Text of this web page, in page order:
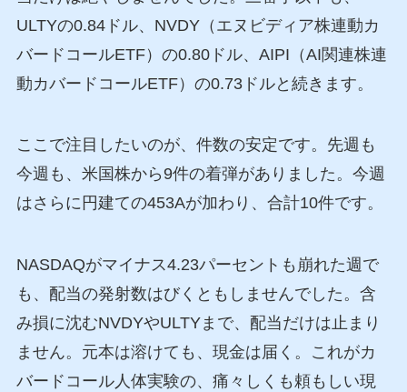
ULTYの0.84ドル、NVDY（エヌビディア株連動カ
バードコールETF）の0.80ドル、AIPI（AI関連株連
動カバードコールETF）の0.73ドルと続きます。
ここで注目したいのが、件数の安定です。先週も
今週も、米国株から9件の着弾がありました。今週
はさらに円建ての453Aが加わり、合計10件です。
NASDAQがマイナス4.23パーセントも崩れた週で
も、配当の発射数はびくともしませんでした。含
み損に沈むNVDYやULTYまで、配当だけは止まり
ません。元本は溶けても、現金は届く。これがカ
バードコール人体実験の、痛々しくも頼もしい現